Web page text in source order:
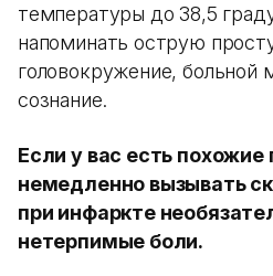
температуры до 38,5
напоминать острую
головокружение, больной
сознание.
Если у вас есть похожие
немедленно вызывать
при инфаркте
нетерпимые боли.